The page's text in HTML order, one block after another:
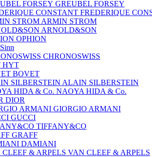
GREUBEL FORSEY
FREDERIQUE
ARMIN STROM
ARNOLD&SON
OPHION
Sinn
CHRONOSWISS
HYT
BOVET
ALAIN SILBERSTEIN
NAOYA HIDA & Co.
DIOR
GIORGIO ARMANI
GUCCI
TIFFANY&CO
GRAFF
DAMIANI
VAN CLEEF & ARPELS